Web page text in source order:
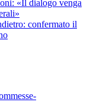
«Il dialogo venga
confermato il